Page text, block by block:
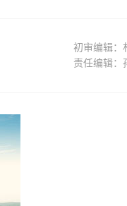
初审编辑：
责任编辑：